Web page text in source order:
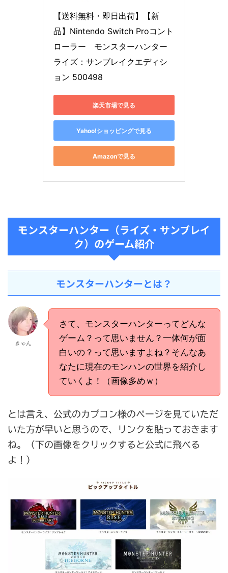
【送料無料・即日出荷】【新
品】Nintendo Switch Proコント
ローラー　モンスターハンター
ライズ：サンブレイクエディシ
ョン 500498
楽天市場で見る
Yahoo!ショッピングで見る
Amazonで見る
モンスターハンター（ライズ・サンブレイ
ク）のゲーム紹介
モンスターハンターとは？
きゃん
さて、モンスターハンターってどんな
ゲーム？って思いません？一体何が面
白いの？って思いますよね？そんなあ
なたに現在のモンハンの世界を紹介し
ていくよ！（画像多めｗ）
とは言え、公式のカプコン様のページを見ていただ
いた方が早いと思うので、リンクを貼っておきます
ね。（下の画像をクリックすると公式に飛べる
よ！）